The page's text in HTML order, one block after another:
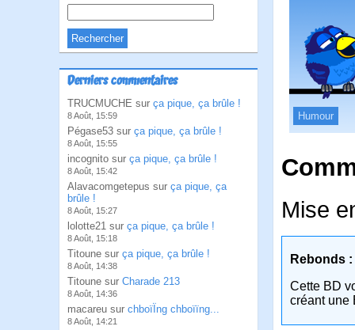
Derniers commentaires
TRUCMUCHE sur ça pique, ça brûle !
8 Août, 15:59
Pégase53 sur ça pique, ça brûle !
8 Août, 15:55
incognito sur ça pique, ça brûle !
8 Août, 15:42
Alavacomgetepus sur ça pique, ça
brûle !
8 Août, 15:27
lolotte21 sur ça pique, ça brûle !
8 Août, 15:18
Titoune sur ça pique, ça brûle !
8 Août, 14:38
Titoune sur Charade 213
8 Août, 14:36
macareu sur chboïÏng chboïïng...
8 Août, 14:21
Humour
Mise
Rebonds :
Cette BD
créant une